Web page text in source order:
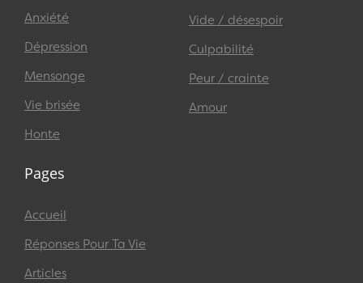
Anxiété
Dépression
Mensonge
Vie brisée
Honte
Vide / désespoir
Culpabilité
Peur / crainte
Amour
Pages
Accueil
Réponses Pour Ta Vie
Articles